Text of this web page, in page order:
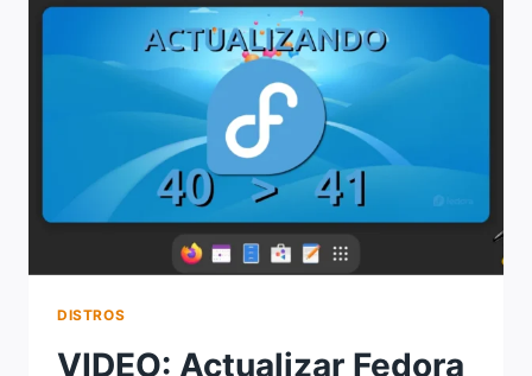
41
UTILIZANDO
CENTRO
DE
SOFTWARE
DISTROS
VIDEO: Actualizar Fedora